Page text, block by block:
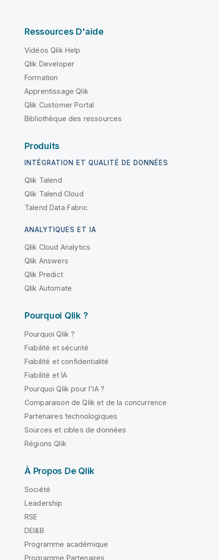
Ressources D'aide
Vidéos Qlik Help
Qlik Developer
Formation
Apprentissage Qlik
Qlik Customer Portal
Bibliothèque des ressources
Produits
INTÉGRATION ET QUALITÉ DE DONNÉES
Qlik Talend
Qlik Talend Cloud
Talend Data Fabric
ANALYTIQUES ET IA
Qlik Cloud Analytics
Qlik Answers
Qlik Predict
Qlik Automate
Pourquoi Qlik ?
Pourquoi Qlik ?
Fiabilité et sécurité
Fiabilité et confidentialité
Fiabilité et IA
Pourquoi Qlik pour l'IA ?
Comparaison de Qlik et de la concurrence
Partenaires technologiques
Sources et cibles de données
Régions Qlik
À Propos De Qlik
Société
Leadership
RSE
DEI&B
Programme académique
Programme Partenaires